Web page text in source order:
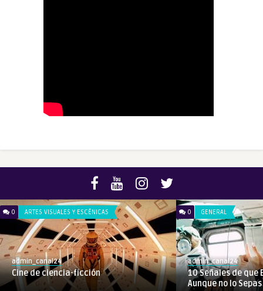
0 ARTES VISUALES Y ESCÉNICAS
admin_canal24
Cine de ciencia-ficción
0 GENERAL
admin_canal24
10 Señales de que
Aunque no lo Sepas